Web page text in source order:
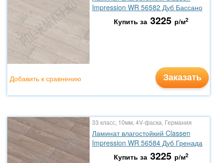
Impression WR 56582 Дуб Бассано
Купить за 3225 р/м2
Заказать
Добавить к сравнению
33 класс, 10мм, 4V-фаска, Германия
Ламинат влагостойкий Classen
Impression WR 56584 Дуб Гренада
Купить за 3225 р/м2